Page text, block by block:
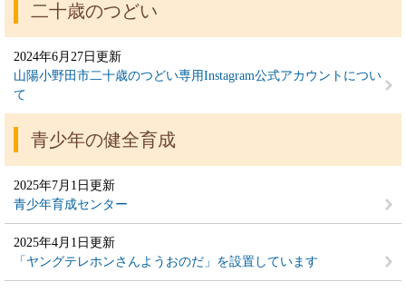
二十歳のつどい
2024年6月27日更新
山陽小野田市二十歳のつどい専用Instagram公式アカウントについ
て
青少年の健全育成
2025年7月1日更新
青少年育成センター
2025年4月1日更新
「ヤングテレホンさんようおのだ」を設置しています